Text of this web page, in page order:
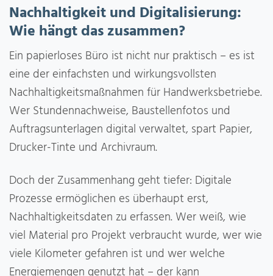
Nachhaltigkeit und Digitalisierung:
Wie hängt das zusammen?
Ein papierloses Büro ist nicht nur praktisch – es ist
eine der einfachsten und wirkungsvollsten
Nachhaltigkeitsmaßnahmen für Handwerksbetriebe.
Wer Stundennachweise, Baustellenfotos und
Auftragsunterlagen digital verwaltet, spart Papier,
Drucker-Tinte und Archivraum.
Doch der Zusammenhang geht tiefer: Digitale
Prozesse ermöglichen es überhaupt erst,
Nachhaltigkeitsdaten zu erfassen. Wer weiß, wie
viel Material pro Projekt verbraucht wurde, wer wie
viele Kilometer gefahren ist und wer welche
Energiemengen genutzt hat – der kann